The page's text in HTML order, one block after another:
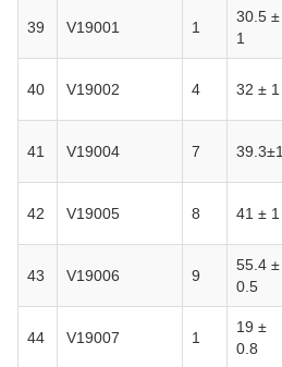
39 V19001 1
30.5 ±
1
40 V19002 4 32 ± 1
41 V19004 7 39.3±1
42 V19005 8 41 ± 1
43 V19006 9
55.4 ±
0.5
44 V19007 1
19 ±
0.8